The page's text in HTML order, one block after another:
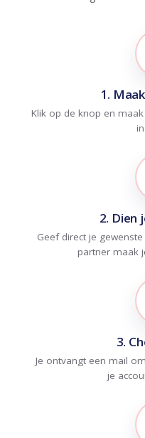
1.
Klik op de knop en
2. Dien
Geef direct je
partner maak
3.
Je ontvangt een mail
je